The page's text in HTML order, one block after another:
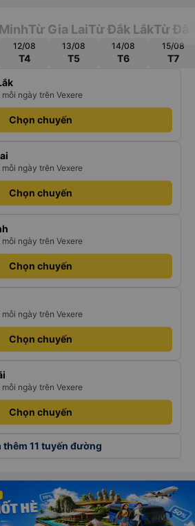
Từ Gia LaiTừ Đắk LắkTừ Đà
12/08
T4
13/08
T5
14/08
T6
15/08
T7
ngày trên Vexere
Chọn chuyến
ngày trên Vexere
Chọn chuyến
ngày trên Vexere
Chọn chuyến
ngày trên Vexere
Chọn chuyến
ngày trên Vexere
Chọn chuyến
thêm 11 tuyến đường